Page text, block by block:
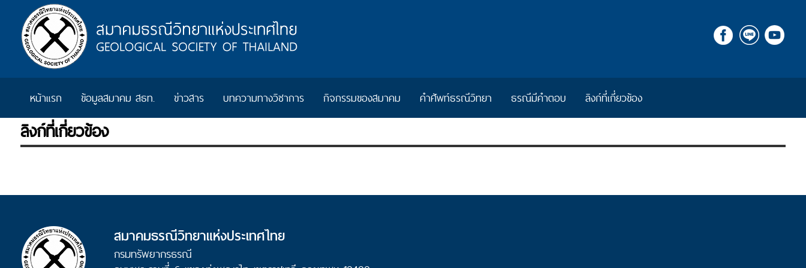
หน้าแรก ข้อมูลสมาคม สธท. ข่าวสาร บทความทางวิชาการ กิจกรรมของสมาคม คำศัพท์ธรณีวิทยา ธรณีมีคำตอบ ลิงก์ที่เกี่ยวข้อง
ลิงก์ที่เกี่ยวข้อง
สมาคมธรณีวิทยาแห่งประเทศไทย
กรมทรัพยากรธรณี